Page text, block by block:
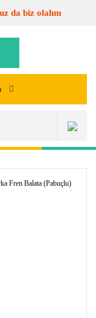
da biz olalım